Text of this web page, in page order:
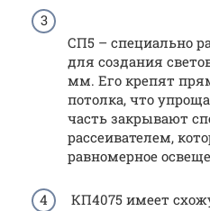
СП5 – специально
для создания
мм. Его крепят
потолка, что
часть закрывают
рассеивателем,
равномерное
КП4075 имеет